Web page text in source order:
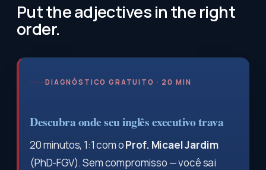
Put the adjectives in the right
order.
DIAGNÓSTICO GRATUITO · 20 MIN
Descubra onde seu inglês executivo trava
20 minutos, 1:1 com oProf. Micael Jardim
(PhD-FGV). Sem compromisso — você sai